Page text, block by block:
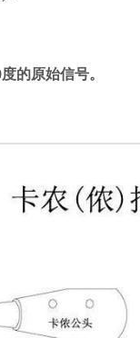
的原始信号。